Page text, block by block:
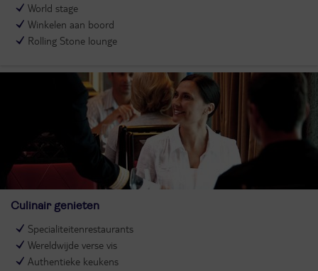
World stage
Winkelen aan boord
Rolling Stone lounge
Culinair genieten
Specialiteitenrestaurants
Wereldwijde verse vis
Authentieke keukens